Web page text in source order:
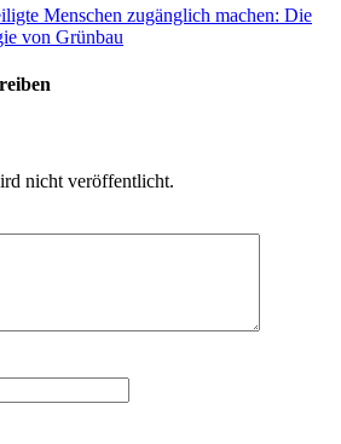
Menschen zugänglich machen: Die
von Grünbau
nicht veröffentlicht.